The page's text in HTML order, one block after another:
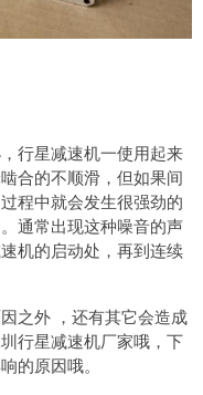
行星减速机一使用起来
合的不顺滑，但如果间
程中就会发生很强劲的
通常出现这种噪音的声
机的启动处，再到连续
之外 ，还有其它会造成
行星减速机厂家哦，下
的原因哦。